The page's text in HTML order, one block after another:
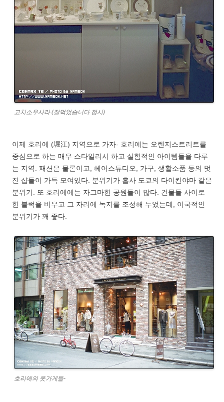
고치소우사라 (잘먹었습니다 접시)
이제 호리에 (堀江) 지역으로 가자- 호리에는 오렌지스트리트를
중심으로 하는 매우 스타일리시 하고 실험적인 아이템들을 다루
는 지역. 패션은 물론이고, 헤어스튜디오, 가구, 생활소품 등의 멋
진 샵들이 가득 모여있다. 분위기가 흡사 도쿄의 다이칸야마 같은
분위기. 또 호리에에는 자그마한 공원들이 많다. 건물들 사이로
한 블럭을 비우고 그 자리에 녹지를 조성해 두었는데, 이국적인
분위기가 꽤 좋다.
호리에의 옷가게들-